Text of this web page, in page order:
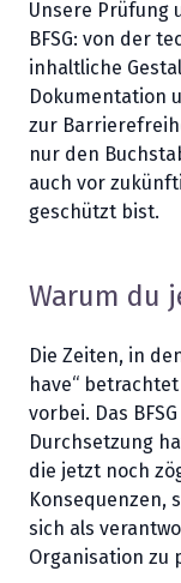
Unsere Prüfung
BFSG: von der
inhaltliche
Dokumentation
zur
nur den
auch vor
geschützt bist.
Warum du
Die Zeiten, in
have“
vorbei. Das
Durchsetzung
die jetzt noch
Konsequenzen,
sich als
Organisation zu